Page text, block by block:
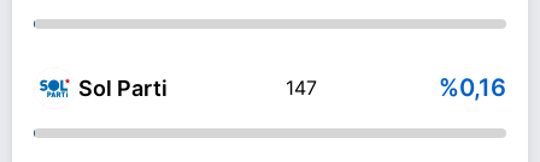
Sol Parti 147 %0,16